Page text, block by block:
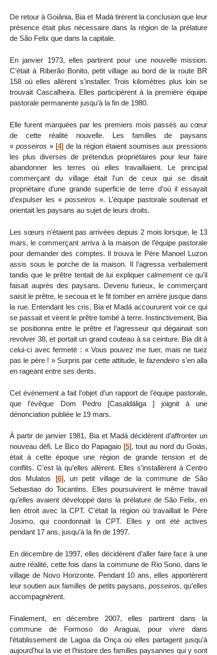
De retour à Goiânia, Bia et Madá tirèrent la conclusion que leur
présence était plus nécessaire dans la région de la prélature
de São Felix que dans la capitale.
En janvier 1973, elles partirent pour une nouvelle mission.
C’était à Riberão Bonito, petit village au bord de la route BR
158 où elles allèrent s’installer. Trois kilomètres plus loin se
trouvait Cascalheira. Elles participèrent à la première équipe
pastorale permanente jusqu’à la fin de 1980.
Elle furent marquées par les premiers mois passés au cœur
de cette réalité nouvelle. Les familles de paysans
« posseiros » [4] de la région étaient soumises aux pressions
les plus diverses de prétendus propriétaires pour leur faire
abandonner les terres où elles travaillaient. Le principal
commerçant du village était l’un de ceux qui se disait
propriétaire d’une grande superficie de terre d’où il essayait
d’expulser les «posseiros ». L’équipe pastorale soutenait et
orientait les paysans au sujet de leurs droits.
Les sœurs n’étaient pas arrivées depuis 2 mois lorsque, le 13
mars, le commerçant arriva à la maison de l’équipe pastorale
pour demander des comptes. Il trouva le Père Manoel Luzon
assis sous le porche de la maison. Il l’agressa verbalement
tandis que le prêtre tentait de lui expliquer calmement ce qu’il
faisait auprès des paysans. Devenu furieux, le commerçant
saisit le prêtre, le secoua et le fit tomber en arrière jusque dans
la rue. Entendant les cris, Bia et Madá accoururent voir ce qui
se passait et virent le prêtre tombé à terre. Instinctivement, Bia
se positionna entre le prêtre et l’agresseur qui dégainait son
revolver 38, et portait un grand couteau à sa ceinture. Bia dit à
celui-ci avec fermeté : « Vous pouvez me tuer, mais ne tuez
pas le père ! » Surpris par cette attitude, lefazendeiro s’en alla
en rageant entre ses dents.
Cet événement a fait l’objet d’un rapport de l’équipe pastorale,
que l’évêque Dom Pedro [Casaldáliga ] joignit à une
dénonciation publiée le 19 mars.
À partir de janvier 1981, Bia et Madá décidèrent d’affronter un
nouveau défi. Le Bico do Papagaio [5], tout au nord du Goiás,
était à cette époque une région de grande tension et de
conflits. C’est là qu’elles allèrent. Elles s’installèrent à Centro
dos Mulatos [6], un petit village de la commune de São
Sebastiao do Tocantins. Elles poursuivirent le même travail
qu’elles avaient développé dans la prélature de São Felix, en
lien étroit avec la CPT. C’était la région où travaillait le Père
Josimo, qui coordonnait la CPT. Elles y ont été actives
pendant 17 ans, jusqu’à la fin de 1997.
En décembre de 1997, elles décidèrent d’aller faire face à une
autre réalité, cette fois dans la commune de Rio Sono, dans le
village de Novo Horizonte. Pendant 10 ans, elles apportèrent
leur soutien aux familles de petits paysans, posseiros, qu’elles
accompagnèrent.
Finalement, en décembre 2007, elles partirent dans la
commune de Formoso do Araguai, pour vivre dans
l’établissement de Lagoa da Onça où elles partagent jusqu’à
aujourd’hui la vie et l’histoire des familles paysannes qui y sont